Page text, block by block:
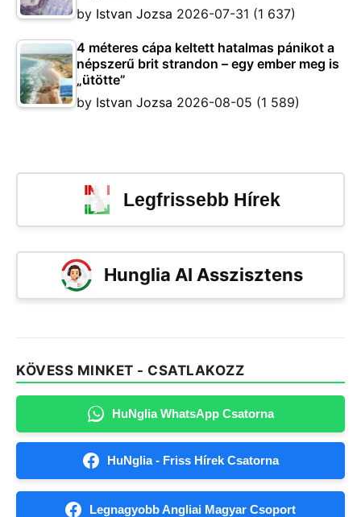
by Istvan Jozsa 2026-07-31 (1 637)
4 méteres cápa keltett hatalmas pánikot a
népszerű brit strandon – egy ember meg is
„ütötte”
by Istvan Jozsa 2026-08-05 (1 589)
Legfrissebb Hírek
Hunglia AI Asszisztens
KÖVESS MINKET - CSATLAKOZZ
HuNglia WhatsApp Csatorna
HuNglia - Friss Hírek Csatorna
Legnagyobb Angliai Magyar Csoport